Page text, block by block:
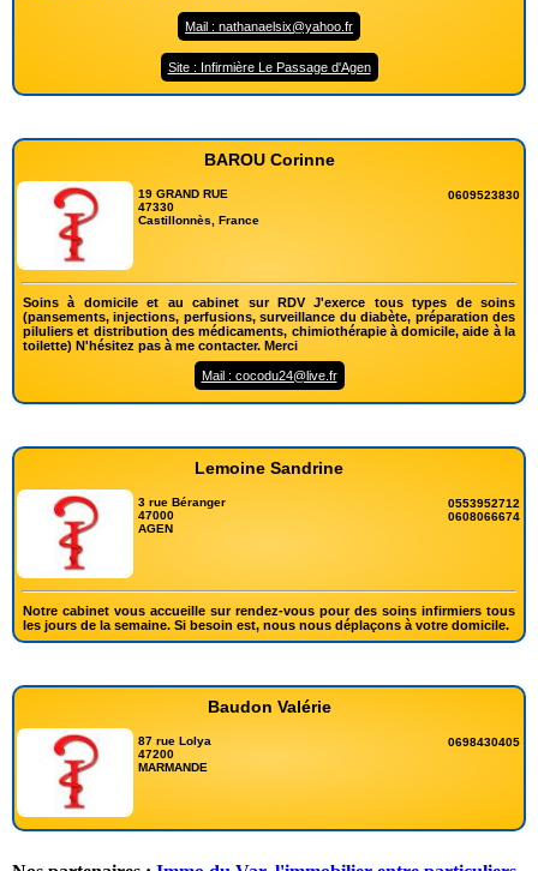
Mail : nathanaelsix@yahoo.fr
Site : Infirmière Le Passage d'Agen
BAROU Corinne
19 GRAND RUE
47330
Castillonnès, France
0609523830
Soins à domicile et au cabinet sur RDV J'exerce tous types de soins
(pansements, injections, perfusions, surveillance du diabète, préparation des
piluliers et distribution des médicaments, chimiothérapie à domicile, aide à la
toilette) N'hésitez pas à me contacter. Merci
Mail : cocodu24@live.fr
Lemoine Sandrine
3 rue Béranger
47000
AGEN
0553952712
0608066674
Notre cabinet vous accueille sur rendez-vous pour des soins infirmiers tous
les jours de la semaine. Si besoin est, nous nous déplaçons à votre domicile.
Baudon Valérie
87 rue Lolya
47200
MARMANDE
0698430405